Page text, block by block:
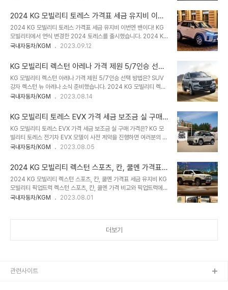
선택 폭이 넓은 것이 장점입니다...
와 경쟁할 만한 모델을 선보였는데요. 이번 신형 모델은 럭셔리한 2열
독립 시트, 14인치 디스플레이, 냉장고 기능, OTT 셋톱박스 등 프리
미엄 요소를 대폭 강화한 것이 특징입니다. 2025년형 렉스턴 아레나
써밋은 기존 모델 대비 가격이 상승하였지만, 강화된 주행 성능, 첨단
안전 시스템, 4인승 고급스러운 인테리어를 통해 대형 SUV 시장에서
써밋 가격, 이전 모..
2024 KG 모빌리티 토레스 가격표 세금 유지비 이번
엔 밴이다!
2024 KG 모빌리티 토레스 가격표 세금 유지비 이번엔 밴이다! KG
모빌리티에서 연식 변경한 2024 토레스를 출시했습니다. 2024 KG
모빌리티 토레스 가격표 세금 유지비 외에도 참고할 수 있는 밴 소식을
덕분에 시선이 고정되는 모델입니다. 그런데 토레스 화물밴을 출시하
면서 일반 모델보다 더 저렴한 가격으로 출시해 보다 저렴한 가격에 구
매할 수 있게 되었습니다. 내용 1. KG 모빌리티 토레스 서비스 2. KG
모빌리티 토레스 제원 3. KG 모빌리티 토레스 가격표 4. KG 모빌리
티 토레스 유지비 밴은 차량 가격뿐만 아니라, 선택 옵션 또한 취득세
수 있어 ..
국내자동차/KGM 2023.09.12
KG 모빌리티 렉스턴 아레나 가격 제원 5/7인승 선택
방법은?
KG 모빌리티 렉스턴 아레나 가격 제원 5/7인승 선택 방법은? SUV
강자 렉스턴 뉴 아레나 소식 준비했습니다. 2024 KG 모빌리티 렉스
턴 아레나 소식은 가격표, 제원, 5인승과 7인승 차이에서 선택 방법을
편이죠. 선택 옵션에 따라 5인승과 7인승을 선택할 수 있어 공간 활용
성이 좋으며 탄탄한 이미지 덕분에 패밀리 SUV 강자로 굴림하고 있
습니다. 내용 1. KG 모빌리티 렉스턴 아레나 특징 2. 렉스턴 아레나 5
인승 7인승 3. KG 모빌리티 렉스턴 아레나 가격표 4. 렉스턴 아레나
유지비 다양한 매력을 전달하고 있는 KG 모빌리티 플래그십 SUV, 고
도시 사이..
국내자동차/KGM 2023.08.14
KG 모빌리티 토레스 EVX 가격 세금 보조금 실 구매
가격은?
KG 모빌리티 토레스 EVX 가격 세금 보조금 실 구매 가격은? KG 모
빌리티 토레스 전기차 EVX 모델이 사전 계약을 진행하면 여러분의 기
대와 관심을 가지는 분위기입니다. 새로운 토레스 전기차 EVX 대해서
토레스 전기차 출시 2023년 9월 - 보조금 동급 모델 기준과 비교했
을 때 최고 등급 적용예정 위와 같이 KG 토레스 EVX 전기차 출시를
앞두고 있습니다. 내용 1. KG 토레스 EVX 특징 2. KG 토레스 EVX
제원 3. KG 토레스 EVX 가 외관만 따지고 보면 기존 토레스와 차별
점은 전면 범퍼, 헤드램프에서 완전히 달라진 것을 확인할 수 있습니
국내자동차/KGM 2023.08.05
2024 KG 모빌리티 렉스턴 스포츠, 칸, 쿨멘 가격표
세금 유지비
2024 KG 모빌리티 렉스턴 스포츠, 칸, 쿨멘 가격표 세금 유지비 KG
모빌리티 픽업트럭 렉스턴 스포츠, 칸, 쿨멘 가격 비교와 픽업트럭에
어떤 혜택을 가지고 있어 예비 오너에게 이점을 제공하는지 관련 내용
본이 좋은 스포츠, 전장과 넉넉한 사이즈 칸, 두 모델에서 상위 트림의
포츠 유지비 국..
국내자동차/KGM 2023.08.01
더보기
관련사이트